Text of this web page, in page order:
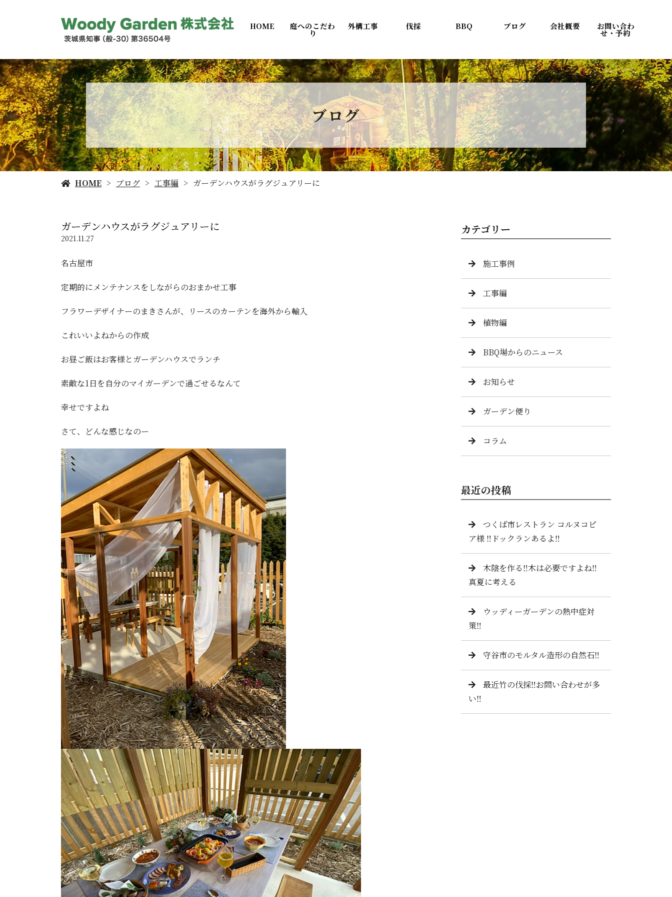
HOME 庭へのこだわ
り
外構工事 伐採 BBQ ブログ 会社概要 お問い合わ
せ・予約
ブログ
HOME ブログ 工事編 ガーデンハウスがラグジュアリーに
ガーデンハウスがラグジュアリーに
2021.11.27
名古屋市
定期的にメンテナンスをしながらのおまかせ工事
フラワーデザイナーのまきさんが、リースのカーテンを海外から輸入
これいいよねからの作成
お昼ご飯はお客様とガーデンハウスでランチ
素敵な1日を自分のマイガーデンで過ごせるなんて
幸せですよね
さて、どんな感じなのー
カテゴリー
施工事例
工事編
植物編
BBQ場からのニュース
お知らせ
ガーデン便り
コラム
最近の投稿
つくば市レストラン コルヌコピ
ア様 ‼️ドックランあるよ‼️
木陰を作る‼️木は必要ですよね‼️
真夏に考える
ウッディーガーデンの熱中症対
策‼️
守谷市のモルタル造形の自然石‼️
最近竹の伐採‼️お問い合わせが多
い‼️